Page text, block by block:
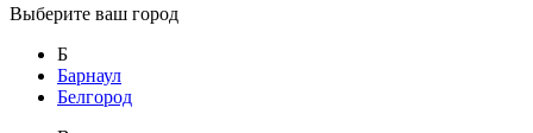
Выберите ваш город
Б
Барнаул
Белгород